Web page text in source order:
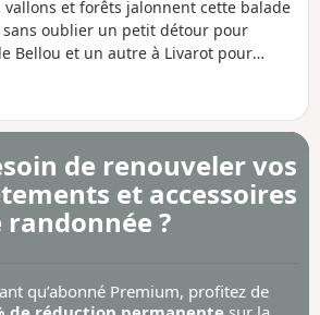
vallons et forêts jalonnent cette balade
sans oublier un petit détour pour
Bellou et un autre à Livarot pour
de renouveler vos
et accessoires
randonnée ?
qu’abonné Premium, profitez de